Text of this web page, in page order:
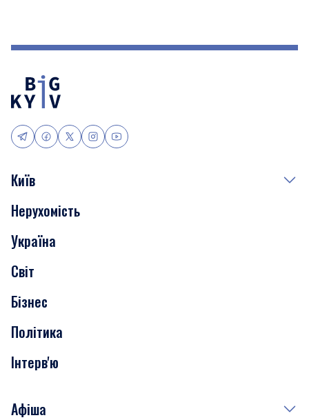
Київ
Події
Скандали
Нерухомість
Транспорт
Нерухомість
Україна
Світ
Бізнес
Політика
Інтерв'ю
Афіша